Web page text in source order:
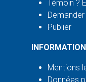
Témoin ?
Publier
Mentions
Données